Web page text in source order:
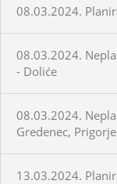
08.03.2024.
08.03.2024.
- Doliće
08.03.2024.
Gredenec, Prigorje
13.03.2024.